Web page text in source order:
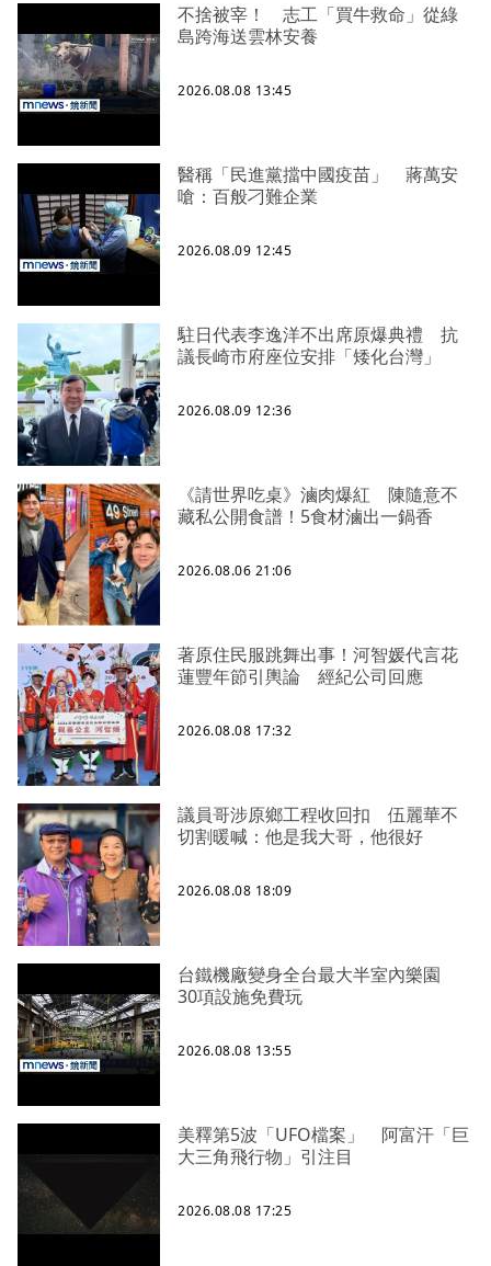
不捨被宰！ 志工「買牛救命」從綠
島跨海送雲林安養
2026.08.08 13:45
醫稱「民進黨擋中國疫苗」 蔣萬安
嗆：百般刁難企業
2026.08.09 12:45
駐日代表李逸洋不出席原爆典禮 抗
議長崎市府座位安排「矮化台灣」
2026.08.09 12:36
《請世界吃桌》滷肉爆紅 陳隨意不
藏私公開食譜！5食材滷出一鍋香
2026.08.06 21:06
著原住民服跳舞出事！河智媛代言花
蓮豐年節引輿論 經紀公司回應
2026.08.08 17:32
議員哥涉原鄉工程收回扣 伍麗華不
切割暖喊：他是我大哥，他很好
2026.08.08 18:09
台鐵機廠變身全台最大半室內樂園
30項設施免費玩
2026.08.08 13:55
美釋第5波「UFO檔案」 阿富汗「巨
大三角飛行物」引注目
2026.08.08 17:25